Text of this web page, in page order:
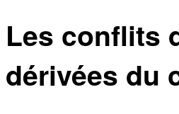
Les conflits
dérivées du